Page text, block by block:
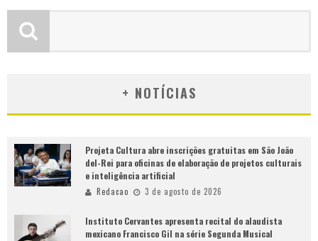
+ NOTÍCIAS
Projeta Cultura abre inscrições gratuitas em São João
del-Rei para oficinas de elaboração de projetos culturais
e inteligência artificial
Redacao 3 de agosto de 2026
Instituto Cervantes apresenta recital do alaudista
mexicano Francisco Gil na série Segunda Musical